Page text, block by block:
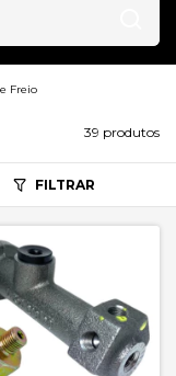
Freio
39 produtos
FILTRAR